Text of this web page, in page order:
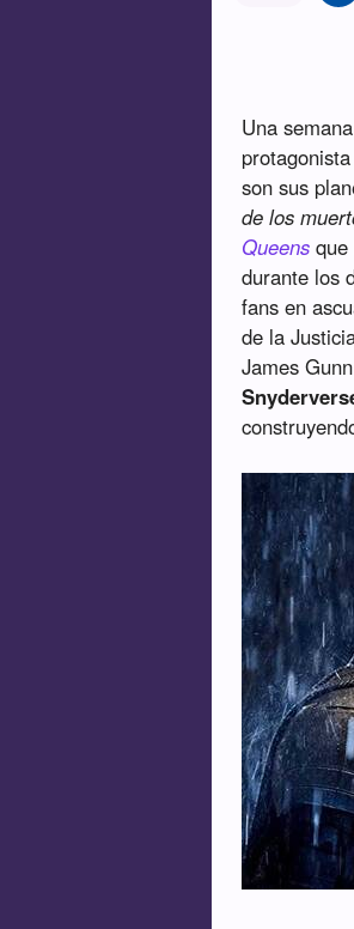
Una
son sus
de los
Queens que
durante los
fans en
de la
James